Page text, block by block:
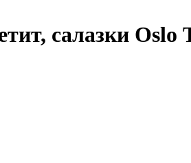
салазки Oslo